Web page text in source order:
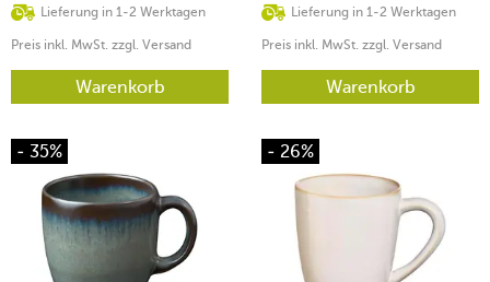
Lieferung in 1-2 Werktagen
Preis inkl. MwSt. zzgl. Versand
Warenkorb
Lieferung in 1-2 Werktagen
Preis inkl. MwSt. zzgl. Versand
Warenkorb
- 35% - 26%